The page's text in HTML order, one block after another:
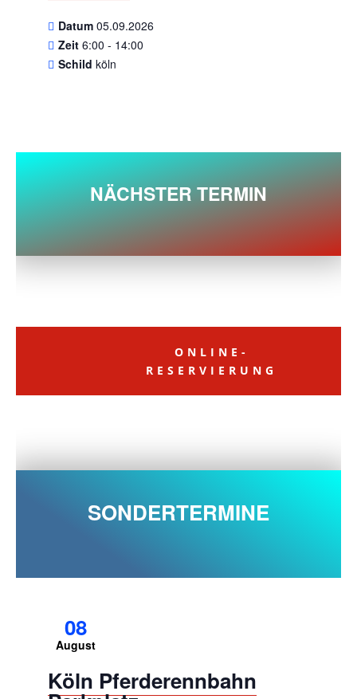
Datum 05.09.2026
Zeit 6:00 - 14:00
Schild köln
NÄCHSTER TERMIN
ONLINE-
RESERVIERUNG
SONDERTERMINE
08
August
Köln Pferderennbahn